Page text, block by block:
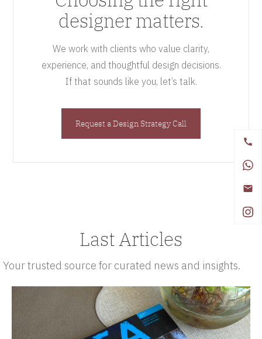
designer matters.
We work with clients who value clarity,
experience, and thoughtful design decisions.
If that sounds like you, let’s talk.
Request a Design Strategy Call
Last Articles
Your trusted source for curated news and insights.